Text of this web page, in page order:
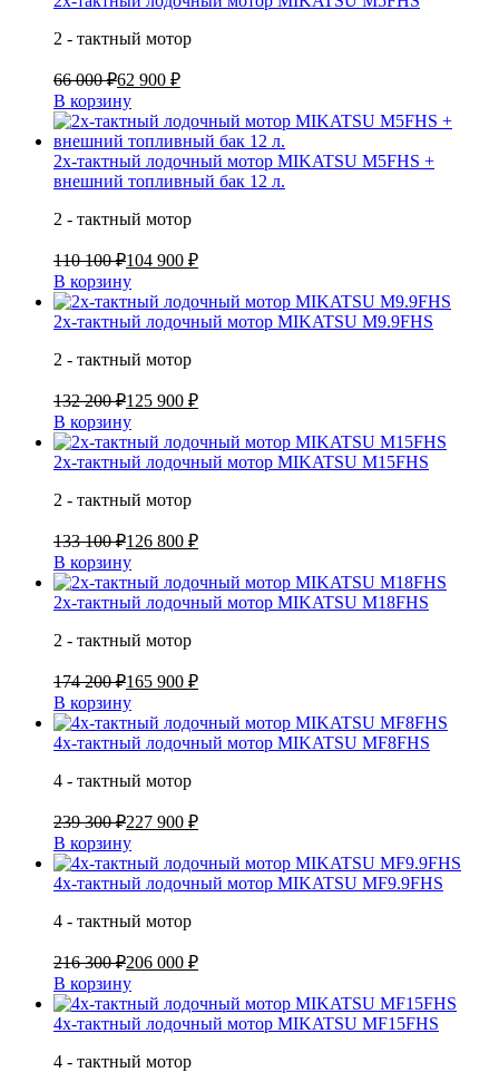
2 - тактный мотор
66 000 ₽62 900 ₽
В корзину
2х-тактный лодочный мотор MIKATSU M5FHS +
внешний топливный бак 12 л.
2 - тактный мотор
110 100 ₽104 900 ₽
В корзину
2х-тактный лодочный мотор MIKATSU M9.9FHS
2 - тактный мотор
132 200 ₽125 900 ₽
В корзину
2х-тактный лодочный мотор MIKATSU M15FHS
2 - тактный мотор
133 100 ₽126 800 ₽
В корзину
2х-тактный лодочный мотор MIKATSU M18FHS
2 - тактный мотор
174 200 ₽165 900 ₽
В корзину
4х-тактный лодочный мотор MIKATSU MF8FHS
4 - тактный мотор
239 300 ₽227 900 ₽
В корзину
4х-тактный лодочный мотор MIKATSU MF9.9FHS
4 - тактный мотор
216 300 ₽206 000 ₽
В корзину
4х-тактный лодочный мотор MIKATSU MF15FHS
4 - тактный мотор